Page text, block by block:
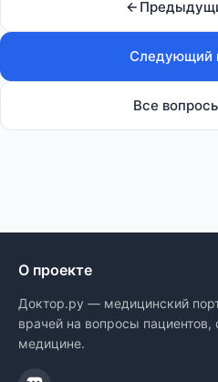
Следующий
Все
О проекте
Доктор.ру — медицинский
врачей на вопросы пациентов,
медицине.